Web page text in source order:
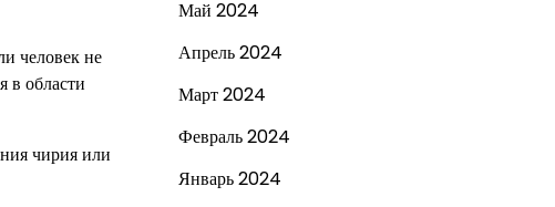
человек не
в области
чирия или
Май 2024
Апрель 2024
Март 2024
Февраль 2024
Январь 2024